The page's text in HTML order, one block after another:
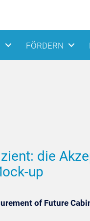
FÖRDERN
die
up
of Future